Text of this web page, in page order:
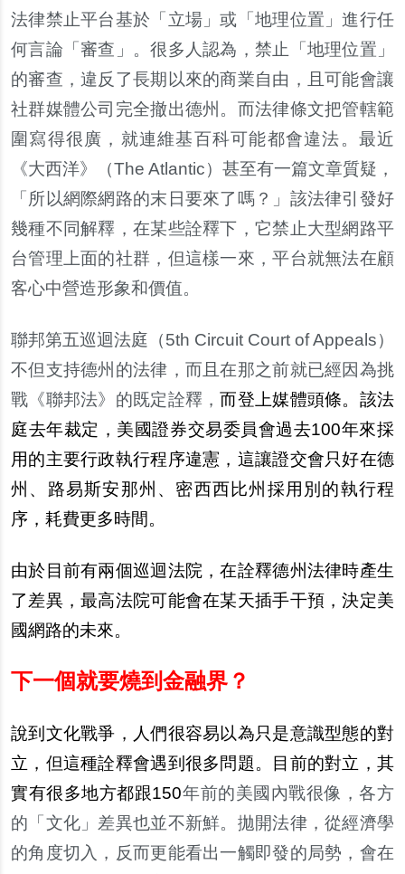
法律禁止平台基於「立場」或「地理位置」進行任
何言論「審查」。很多人認為，禁止「地理位置」
的審查，違反了長期以來的商業自由，且可能會讓
社群媒體公司完全撤出德州。而法律條文把管轄範
圍寫得很廣，就連維基百科可能都會違法。最近
《大西洋》（The Atlantic）甚至有一篇文章質疑，
「所以網際網路的末日要來了嗎？」該法律引發好
幾種不同解釋，在某些詮釋下，它禁止大型網路平
台管理上面的社群，但這樣一來，平台就無法在顧
客心中營造形象和價值。
聯邦第五巡迴法庭（5th Circuit Court of Appeals）
不但支持德州的法律，而且在那之前就已經因為挑
戰《聯邦法》的既定詮釋，而登上媒體頭條。該法
庭去年裁定，美國證券交易委員會過去100年來採
用的主要行政執行程序違憲，這讓證交會只好在德
州、路易斯安那州、密西西比州採用別的執行程
序，耗費更多時間。
由於目前有兩個巡迴法院，在詮釋德州法律時產生
了差異，最高法院可能會在某天插手干預，決定美
國網路的未來。
下一個就要燒到金融界？
說到文化戰爭，人們很容易以為只是意識型態的對
立，但這種詮釋會遇到很多問題。目前的對立，其
實有很多地方都跟150年前的美國內戰很像，各方
的「文化」差異也並不新鮮。拋開法律，從經濟學
的角度切入，反而更能看出一觸即發的局勢，會在